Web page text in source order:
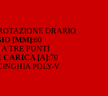
ORARIO
[MM]:60
A TRE PUNTI
CARICA [A]:70
POLY-V